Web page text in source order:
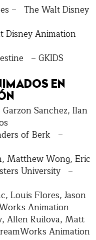
– The Walt Disney
Disney Animation
– GKIDS
EN
Sanchez, Ilan
of Berk –
Matthew Wong, Eric
University –
Louis Flores, Jason
Animation
Allen Ruilova, Matt
Animation